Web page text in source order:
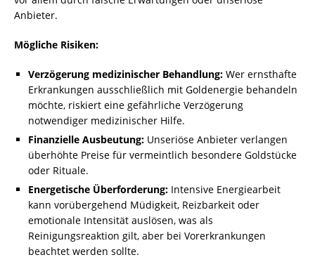
Anbieter.
Mögliche Risiken:
Verzögerung medizinischer Behandlung: Wer ernsthafte
Erkrankungen ausschließlich mit Goldenergie behandeln
möchte, riskiert eine gefährliche Verzögerung
notwendiger medizinischer Hilfe.
Finanzielle Ausbeutung: Unseriöse Anbieter verlangen
überhöhte Preise für vermeintlich besondere Goldstücke
oder Rituale.
Energetische Überforderung: Intensive Energiearbeit
kann vorübergehend Müdigkeit, Reizbarkeit oder
emotionale Intensität auslösen, was als
Reinigungsreaktion gilt, aber bei Vorerkrankungen
beachtet werden sollte.